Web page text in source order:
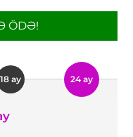
ÖDƏ!
18 ay 24 ay